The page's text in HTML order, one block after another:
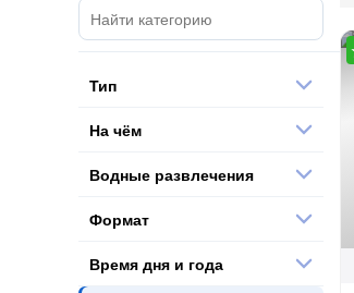
Тип
На чём
Водные развлечения
Формат
Время дня и года